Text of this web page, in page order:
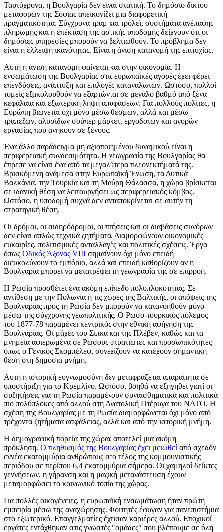
Ταυτόχρονα, η Βουλγαρία δεν είναι στατική. Το δημόσιο δίκτυο
μεταφορών της Σόφιας απεικονίζει μια διαφορετική
πραγματικότητα. Σύγχρονα τραμ και τρόλεϊ, συστήματα ανέπαφης
πληρωμής και η επέκταση της αστικής υποδομής δείχνουν ότι οι
δημόσιες υπηρεσίες μπορούν να βελτιωθούν. Το πρόβλημα δεν
είναι η έλλειψη ικανότητας. Είναι η άνιση κατανομή της επιτυχίας.
Αυτή η άνιση κατανομή φαίνεται και στην οικονομία. Η
ενσωμάτωση της Βουλγαρίας στις ευρωπαϊκές αγορές έχει φέρει
επενδύσεις, ανάπτυξη και επιλογές καταναλωτών. Ωστόσο, πολλοί
τομείς εξακολουθούν να εξαρτώνται σε μεγάλο βαθμό από ξένα
κεφάλαια και εξωτερική λήψη αποφάσεων. Για πολλούς πολίτες, η
Ευρώπη βιώνεται όχι μόνο μέσω θεσμών, αλλά και μέσω
τραπεζών, αλυσίδων σούπερ μάρκετ, εργοδοτών και αγορών
εργασίας που ανήκουν σε ξένους.
Ένα άλλο παράδειγμα μη αξιοποιημένου δυναμικού είναι η
περιφερειακή συνδεσιμότητα. Η γεωγραφία της Βουλγαρίας θα
έπρεπε να είναι ένα από τα μεγαλύτερα πλεονεκτήματά της.
Βρισκόμενη ανάμεσα στην Ευρωπαϊκή Ένωση, τα Δυτικά
Βαλκάνια, την Τουρκία και τη Μαύρη Θάλασσα, η χώρα βρίσκεται
σε ιδανική θέση να λειτουργήσει ως περιφερειακός κόμβος.
Ωστόσο, η υποδομή συχνά δεν ανταποκρίνεται σε αυτήν τη
στρατηγική θέση.
Οι δρόμοι, οι σιδηρόδρομοι, οι πτήσεις και οι διαβάσεις συνόρων
δεν είναι απλώς τεχνικά ζητήματα. Διαμορφώνουν οικονομικές
ευκαιρίες, πολιτισμικές ανταλλαγές και πολιτικές σχέσεις. Έργα
όπως Οδικός Άξονας VIII σημαίνουν όχι μόνο επειδή
διευκολύνουν το εμπόριο, αλλά και επειδή καθορίζουν αν η
Βουλγαρία μπορεί να μετατρέψει τη γεωγραφία της σε επιρροή.
Η Ρωσία προσθέτει ένα ακόμη επίπεδο πολυπλοκότητας. Σε
αντίθεση με την Πολωνία ή τις χώρες της Βαλτικής, οι απόψεις της
Βουλγαρίας προς τη Ρωσία δεν μπορούν να κατανοηθούν μόνο
μέσω της σύγχρονης γεωπολιτικής. Ο Ρωσο-τουρκικός πόλεμος
του 1877-78 παραμένει κεντρικός στην εθνική αφήγηση της
Βουλγαρίας. Οι μάχες του Σίπκα και της Πλέβεν, καθώς και τα
μνημεία αφιερωμένα σε Ρώσους στρατιώτες και προσωπικότητες
όπως ο Γενικός Σκομπέλεφ, συνεχίζουν να κατέχουν σημαντική
θέση στη δημόσια μνήμη.
Αυτή η ιστορική ευγνωμοσύνη δεν μεταφράζεται απαραίτητα σε
υποστήριξη για το Κρεμλίνο. Ωστόσο, βοηθά να εξηγηθεί γιατί οι
συζητήσεις για τη Ρωσία παραμένουν συναισθηματικά και πολιτικά
πιο πολύπλοκες από αλλού στη Ανατολική Πτέρυγα του ΝΑΤΟ. Η
σχέση της Βουλγαρίας με τη Ρωσία διαμορφώνεται όχι μόνο από
τρέχοντα ζητήματα ασφάλειας, αλλά και από την ιστορική μνήμη.
Η δημογραφική πορεία της χώρας αποτελεί μια ακόμη
πρόκληση. Ο πληθυσμός της Βουλγαρίας έχει μειωθεί από σχεδόν
εννέα εκατομμύρια ανθρώπους στο τέλος της κομμουνιστικής
περιόδου σε περίπου 6,4 εκατομμύρια σήμερα. Οι χαμηλοί δείκτες
γεννήσεων, η γήρανση και η μαζική μετανάστευση έχουν
μεταμορφώσει το κοινωνικό τοπίο της χώρας.
Για πολλές οικογένειες, η ευρωπαϊκή ενσωμάτωση ήταν πρώτη
εμπειρία μέσω της αναχώρησης. Φοιτητές έφυγαν για πανεπιστήμια
στο εξωτερικό. Επαγγελματίες έχτισαν καριέρες αλλού. Εποχικοί
εργάτες εντάχθηκαν στις γνωστές "ομάδες" που βλέπουμε σε όλη